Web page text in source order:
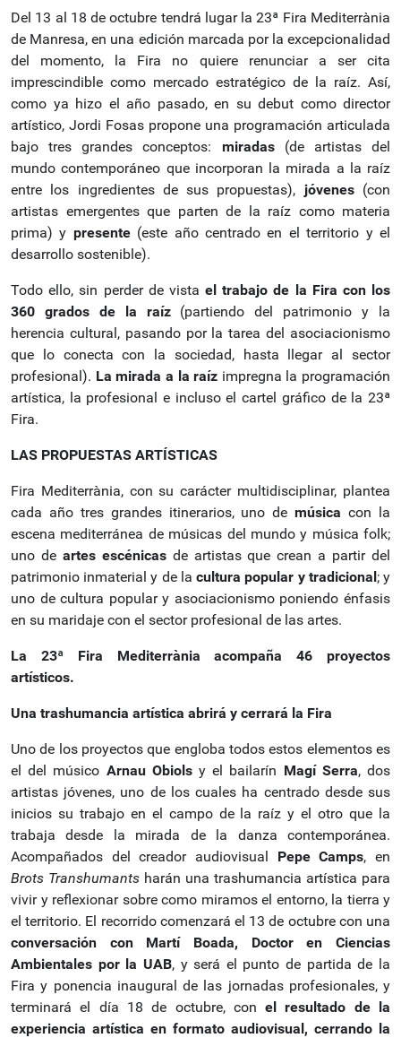
Del 13 al 18 de octubre tendrá lugar la 23ª Fira Mediterrània
de Manresa, en una edición marcada por la excepcionalidad
del momento, la Fira no quiere renunciar a ser cita
imprescindible como mercado estratégico de la raíz. Así,
como ya hizo el año pasado, en su debut como director
artístico, Jordi Fosas propone una programación articulada
bajo tres grandes conceptos: miradas(de artistas del
mundo contemporáneo que incorporan la mirada a la raíz
entre los ingredientes de sus propuestas), jóvenes(con
artistas emergentes que parten de la raíz como materia
prima) y presente(este año centrado en el territorio y el
desarrollo sostenible).
Todo ello, sin perder de vista el trabajo de la Fira con los
360 grados de la raíz (partiendo del patrimonio y la
herencia cultural, pasando por la tarea del asociacionismo
que lo conecta con la sociedad, hasta llegar al sector
profesional). La mirada a la raíz impregna la programación
artística, la profesional e incluso el cartel gráfico de la 23ª
Fira.
LAS PROPUESTAS ARTÍSTICAS
Fira Mediterrània, con su carácter multidisciplinar, plantea
cada año tres grandes itinerarios, uno demúsica con la
escena mediterránea de músicas del mundo y música folk;
uno de artes escénicasde artistas que crean a partir del
patrimonio inmaterial y de lacultura popular y tradicional; y
uno de cultura popular y asociacionismo poniendo énfasis
en su maridaje con el sector profesional de las artes.
La 23ª Fira Mediterrània acompaña 46 proyectos
artísticos.
Una trashumancia artística abrirá y cerrará la Fira
Uno de los proyectos que engloba todos estos elementos es
el del músico Arnau Obiolsy el bailarín Magí Serra, dos
artistas jóvenes, uno de los cuales ha centrado desde sus
inicios su trabajo en el campo de la raíz y el otro que la
trabaja desde la mirada de la danza contemporánea.
Acompañados del creador audiovisual Pepe Camps, en
Brots Transhumants harán una trashumancia artística para
vivir y reflexionar sobre como miramos el entorno, la tierra y
el territorio. El recorrido comenzará el 13 de octubre con una
conversación con Martí Boada, Doctor en Ciencias
Ambientales por la UAB, y será el punto de partida de la
Fira y ponencia inaugural de las jornadas profesionales, y
terminará el día 18 de octubre, conel resultado de la
experiencia artística en formato audiovisual, cerrando la